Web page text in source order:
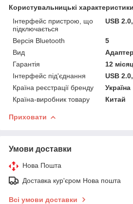
Користувальницькі характеристики
Інтерфейс пристрою, що
підключається
USB
Версія Bluetooth
5
Вид
Гарантія
12
Інтерфейс під'єднання
USB
Країна реєстрації бренду
Україна
Країна-виробник товару
Китай
Приховати
Умови доставки
Нова Пошта
Доставка кур'єром Нова пошта
Всі умови доставки